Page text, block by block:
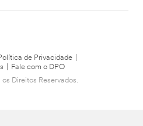
de Privacidade
Fale com o DPO
Direitos Reservados.